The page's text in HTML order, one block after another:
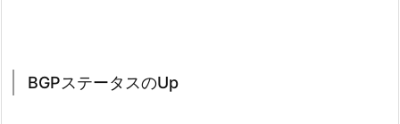
BGPステータスのUp